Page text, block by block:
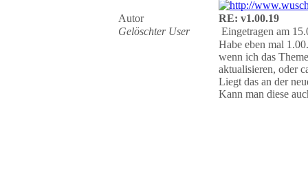
Autor
RE: v1.00.19
Gelöschter User
Eingetragen am
Habe eben mal
wenn ich das
aktualisieren, oder
Liegt das an der
Kann man diese